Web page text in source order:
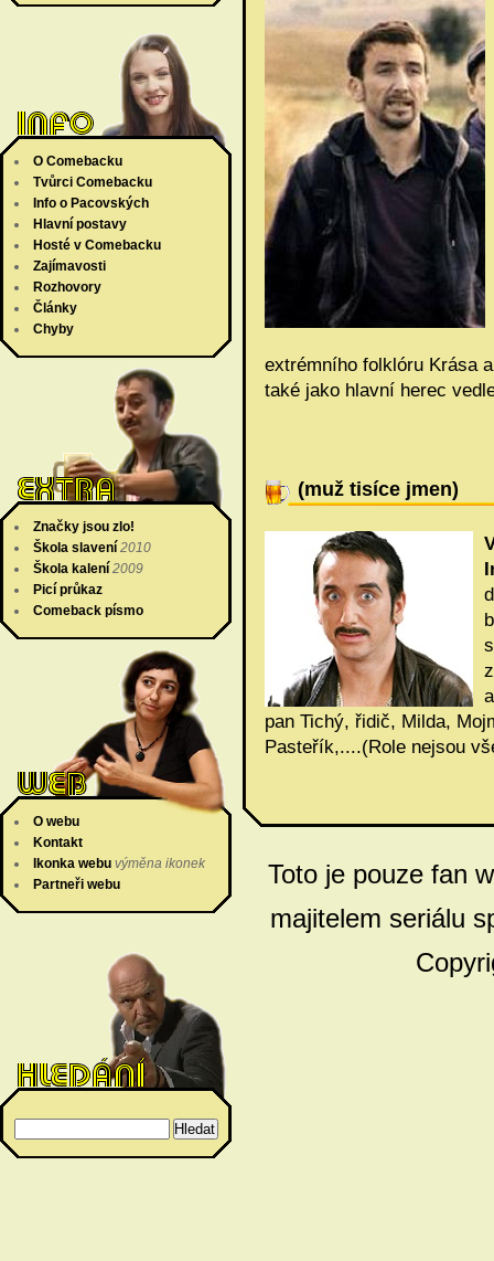
O Comebacku
Tvůrci Comebacku
Info o Pacovských
Hlavní postavy
Hosté v Comebacku
Zajímavosti
Rozhovory
Články
Chyby
Značky jsou zlo!
Škola slavení 2010
Škola kalení 2009
Picí průkaz
Comeback písmo
O webu
Kontakt
Ikonka webu výměna ikonek
Partneři webu
extrémního folklóru Krása
také jako hlavní herec
(muž tisíce jmen)
pan Tichý, řidič, Milda,
Pasteřík,....(Role nejsou
Toto je pouze fan
majitelem seriálu